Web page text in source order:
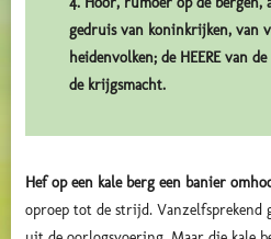
gedruis van koninkrijken, van
heidenvolken; de HEERE van
de krijgsmacht.
Hef op een kale berg een banier
oproep tot de strijd. Vanzelfsprekend